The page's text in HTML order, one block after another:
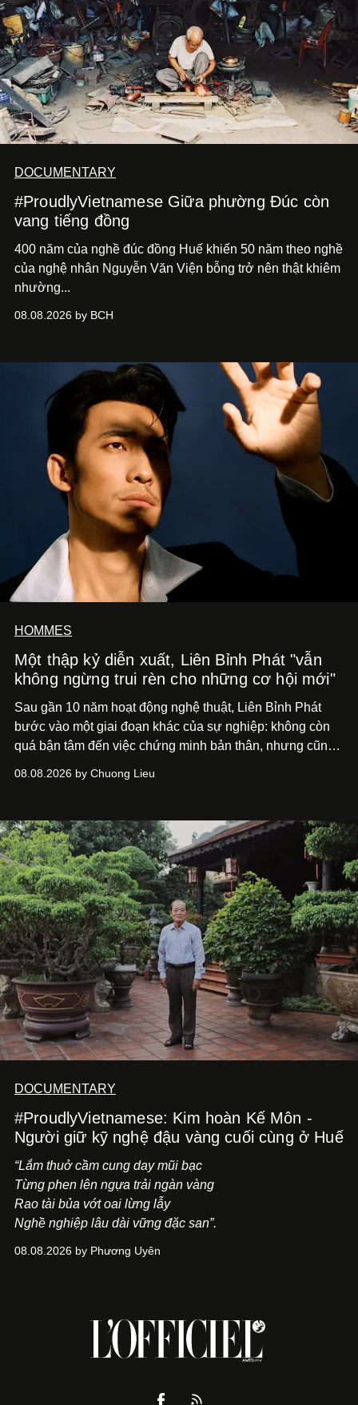
DOCUMENTARY
#ProudlyVietnamese Giữa phường Đúc còn
vang tiếng đồng
400 năm của nghề đúc đồng Huế khiến 50 năm theo nghề
của nghệ nhân Nguyễn Văn Viện bỗng trở nên thật khiêm
nhường...
08.08.2026 by BCH
HOMMES
Một thập kỷ diễn xuất, Liên Bỉnh Phát "vẫn
không ngừng trui rèn cho những cơ hội mới"
Sau gần 10 năm hoạt động nghệ thuật, Liên Bỉnh Phát
bước vào một giai đoạn khác của sự nghiệp: không còn
quá bận tâm đến việc chứng minh bản thân, nhưng cũng
phim điện ảnh trong nửa đầu 2026 đến hành trình trở lại
bằng một tâm thế điềm tĩnh hơn. Anh tiếp tục học hỏi, trau
dồi và chờ đợi những vai diễn đủ sức đưa mình đến
những vùng đất mới. Ở tuổi ngoài 30, điều anh theo đuổi
không phải những đích đến quá lớn, mà là khả năng luôn
tiến về phía trước.
08.08.2026 by Chuong Lieu
DOCUMENTARY
#ProudlyVietnamese: Kim hoàn Kế Môn -
Người giữ kỹ nghệ đậu vàng cuối cùng ở Huế
“Lắm thuở cầm cung day mũi bạc
Từng phen lên ngựa trải ngàn vàng
Rao tài bủa vớt oai lừng lẫy
Nghề nghiệp lâu dài vững đặc san”.
08.08.2026 by Phương Uyên